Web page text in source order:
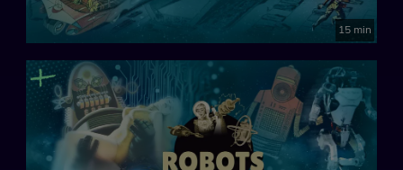
15 min